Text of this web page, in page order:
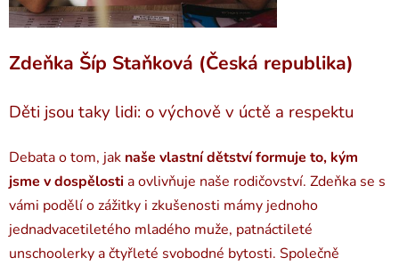
Zdeňka Šíp Staňková (Česká republika)
Děti jsou taky lidi: o výchově v úctě a respektu
Debata o tom, jak naše vlastní dětství formuje to, kým
jsme v dospělostia ovlivňuje naše rodičovství. Zdeňka se s
vámi podělí o zážitky i zkušenosti mámy jednoho
jednadvacetiletého mladého muže, patnáctileté
unschoolerky a čtyřleté svobodné bytosti. Společně